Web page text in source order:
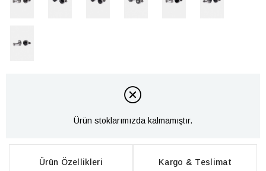
Ürün stoklarımızda kalmamıştır.
Ürün Özellikleri Kargo & Teslimat